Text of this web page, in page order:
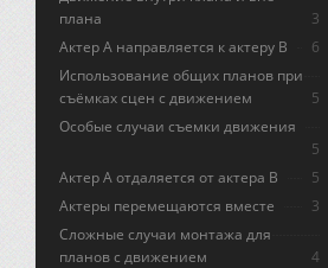
плана
3
Актер А направляется к актеру B
6
Использование общих планов при
съёмках сцен с движением
5
Особые случаи съемки движения
5
Актер А отдаляется от актера В
5
Актеры перемещаются вместе
3
Сложные случаи монтажа для
планов с движением
4